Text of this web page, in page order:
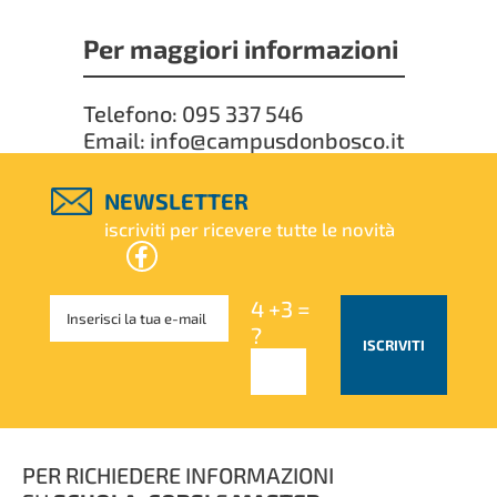
Per maggiori informazioni
Telefono: 095 337 546
Email: info@campusdonbosco.it
NEWSLETTER
iscriviti per ricevere tutte le novità
4 +3 =
?
ISCRIVITI
PER RICHIEDERE INFORMAZIONI